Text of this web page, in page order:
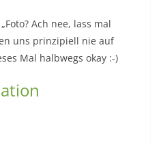
Ach nee, lass mal
uns prinzipiell nie auf
Mal halbwegs okay :-)